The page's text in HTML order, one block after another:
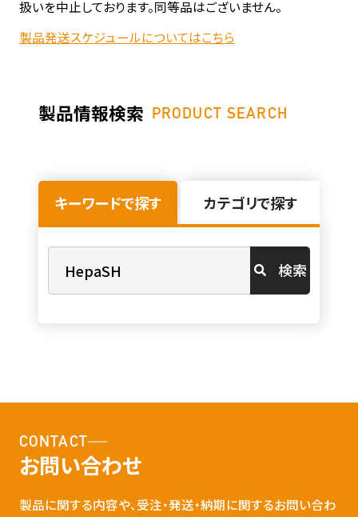
扱いを中止しております。同等品はございません。
製品発送スケジュールについてはこちら
製品情報検索 PRODUCT SEARCH
キーワードで探す カテゴリで探す
検索
CONTACT
お問い合わせ
製品に関する内容や、受注・発送・納期に関するお問い合わ